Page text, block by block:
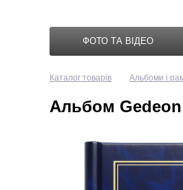
ФОТО ТА ВІДЕО
Каталог товарів Альбоми і
Альбом Gedeon